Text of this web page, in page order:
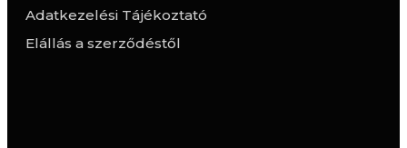
Adatkezelési Tájékoztató
Elállás a szerződéstől